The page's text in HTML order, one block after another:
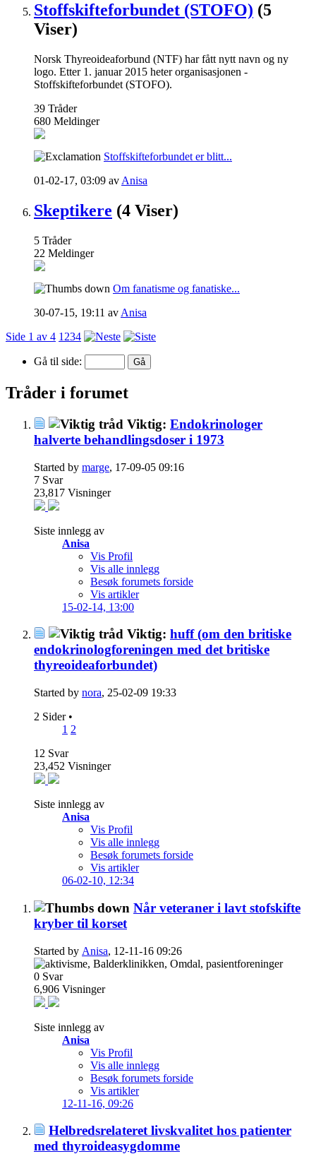
Stoffskifteforbundet (STOFO) (5
Viser)
Norsk Thyreoideaforbund (NTF) har fått nytt navn og ny
logo. Etter 1. januar 2015 heter organisasjonen -
Stoffskifteforbundet (STOFO).
39 Tråder
680 Meldinger
Stoffskifteforbundet er blitt...
01-02-17, 03:09 av Anisa
Skeptikere (4 Viser)
5 Tråder
22 Meldinger
Om fanatisme og fanatiske...
30-07-15, 19:11 av Anisa
Side 1 av 4 1 234
Gå til side:
Tråder i forumet
Viktig: Endokrinologer
halverte behandlingsdoser i 1973
Started by marge, 17-09-05 09:16
7 Svar
23,817 Visninger
Siste innlegg av
Anisa
Vis Profil
Vis alle innlegg
Besøk forumets forside
Vis artikler
15-02-14, 13:00
Viktig: huff (om den britiske
endokrinologforeningen med det britiske
thyreoideaforbundet)
Started by nora, 25-02-09 19:33
2 Sider •
1 2
12 Svar
23,452 Visninger
Siste innlegg av
Anisa
Vis Profil
Vis alle innlegg
Besøk forumets forside
Vis artikler
06-02-10, 12:34
Når veteraner i lavt stofskifte
kryber til korset
Started by Anisa, 12-11-16 09:26
0 Svar
6,906 Visninger
Siste innlegg av
Anisa
Vis Profil
Vis alle innlegg
Besøk forumets forside
Vis artikler
12-11-16, 09:26
Helbredsrelateret livskvalitet hos patienter
med thyroideasygdomme